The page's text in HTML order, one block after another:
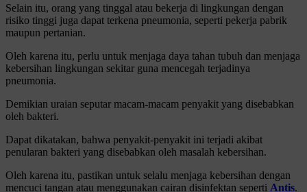
Selain itu, orang yang tinggal atau bekerja di lingkungan dengan
risiko tinggi juga dapat terkena pneumonia, seperti pekerja pabrik
maupun pertanian.
Oleh karena itu, perlu untuk menjaga daya tahan tubuh dan menjaga
kebersihan lingkungan sekitar guna mencegah terjadinya
pneumonia.
Demikian uraian seputar macam-macam penyakit yang disebabkan
oleh bakteri.
Dapat dikatakan, bahwa penyakit-penyakit ini terjadi akibat
penularan bakteri yang disebabkan oleh masalah kebersihan.
Oleh karena itu, pastikan untuk selalu menjaga kebersihan dengan
mencuci tangan atau menggunakan cairan disinfektan seperti Antis.